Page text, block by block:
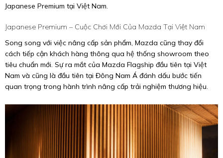
Japanese Premium tại Việt Nam.
Japanese Premium – Cuộc Chơi Mới Của Mazda Tại Việt Nam
Song song với việc nâng cấp sản phẩm, Mazda cũng thay đổi
cách tiếp cận khách hàng thông qua hệ thống showroom theo
tiêu chuẩn mới. Sự ra mắt của Mazda Flagship đầu tiên tại Việt
Nam và cũng là đầu tiên tại Đông Nam Á đánh dấu bước tiến
quan trọng trong hành trình nâng cấp trải nghiệm thương hiệu.